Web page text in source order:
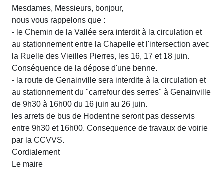
Mesdames, Messieurs, bonjour,
nous vous rappelons que :
- le Chemin de la Vallée sera interdit à la circulation et
au stationnement entre la Chapelle et l'intersection avec
la Ruelle des Vieilles Pierres, les 16, 17 et 18 juin.
Conséquence de la dépose d'une benne.
- la route de Genainville sera interdite à la circulation et
au stationnement du "carrefour des serres" à Genainville
de 9h30 à 16h00 du 16 juin au 26 juin.
les arrets de bus de Hodent ne seront pas desservis
entre 9h30 et 16h00. Consequence de travaux de voirie
par la CCVVS.
Cordialement
Le maire